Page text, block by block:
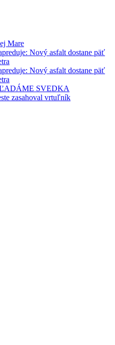
Mare
Nový asfalt dostane päť
Nový asfalt dostane päť
SVEDKA
zasahoval vrtuľník